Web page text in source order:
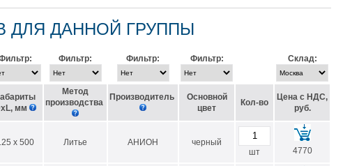
ДЛЯ ДАННОЙ ГРУППЫ
Фильтр: Фильтр: Фильтр: Склад:
мм
Метод
производства
Производитель
Основной
цвет
Кол-во
Цена с НДС,
руб.
x 500 Литье АНИОН
черный
шт
4770